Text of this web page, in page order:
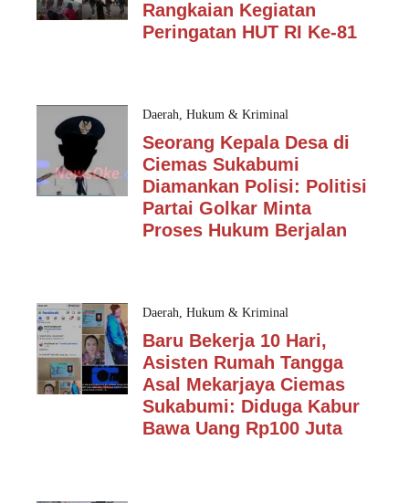
Rangkaian Kegiatan
Peringatan HUT RI Ke-81
Daerah, Hukum & Kriminal
Seorang Kepala Desa di
Ciemas Sukabumi
Diamankan Polisi: Politisi
Partai Golkar Minta
Proses Hukum Berjalan
Daerah, Hukum & Kriminal
Baru Bekerja 10 Hari,
Asisten Rumah Tangga
Asal Mekarjaya Ciemas
Sukabumi: Diduga Kabur
Bawa Uang Rp100 Juta